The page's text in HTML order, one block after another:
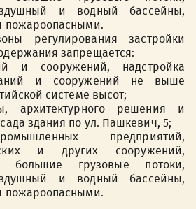
и водный бассейны,
пожароопасными.
регулирования застройки
запрещается:
и сооружений, надстройка
и сооружений не выше
системе высот;
архитектурного решения и
здания по ул. Пашкевич, 5;
предприятий,
и других сооружений,
большие грузовые потоки,
и водный бассейны,
пожароопасными.